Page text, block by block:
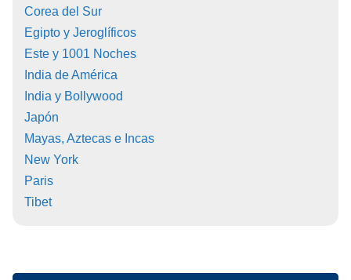
Corea del Sur
Egipto y Jeroglíficos
Este y 1001 Noches
India de América
India y Bollywood
Japón
Mayas, Aztecas e Incas
New York
Paris
Tibet